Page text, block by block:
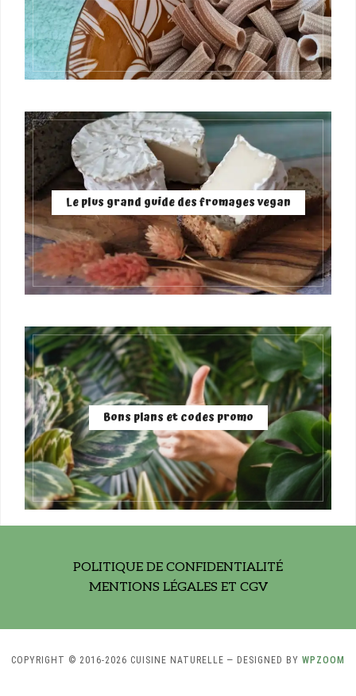
Le plus grand guide des fromages vegan
Bons plans et codes promo
POLITIQUE DE CONFIDENTIALITÉ
MENTIONS LÉGALES ET CGV
COPYRIGHT © 2016-2026 CUISINE NATURELLE — DESIGNED BY WPZOOM